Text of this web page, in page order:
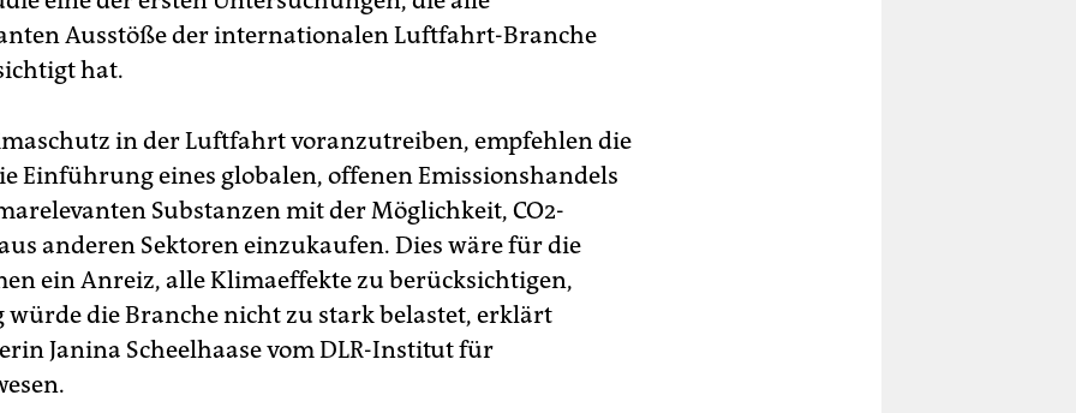
Ausstöße der internationalen Luftfahrt-Branche
hat.
in der Luftfahrt voranzutreiben, empfehlen die
Einführung eines globalen, offenen Emissionshandels
Substanzen mit der Möglichkeit, CO2-
anderen Sektoren einzukaufen. Dies wäre für die
ein Anreiz, alle Klimaeffekte zu berücksichtigen,
würde die Branche nicht zu stark belastet, erklärt
Janina Scheelhaase vom DLR-Institut für